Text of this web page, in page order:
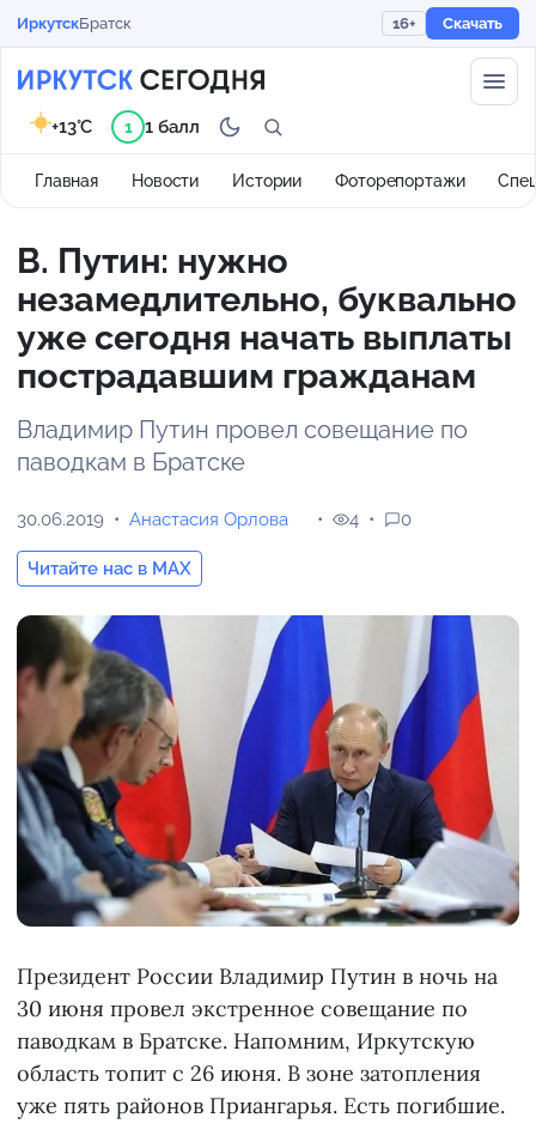
ИркутскБратск 16+ Скачать
Главная Новости Истории Фоторепортажи
+13°C 1 1 балл
В. Путин: нужно
незамедлительно, буквально
уже сегодня начать выплаты
пострадавшим гражданам
Владимир Путин провел совещание по
паводкам в Братске
30.06.2019 Анастасия Орлова
Читайте нас в MAX
4 0
Президент России Владимир Путин в ночь на
30 июня провел экстренное совещание по
паводкам в Братске. Напомним, Иркутскую
область топит с 26 июня. В зоне затопления
уже пять районов Приангарья. Есть погибшие.